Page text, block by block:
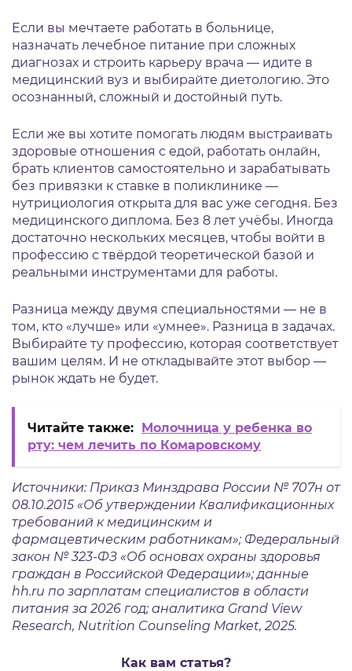
Если вы мечтаете работать в больнице,
назначать лечебное питание при сложных
диагнозах и строить карьеру врача — идите в
медицинский вуз и выбирайте диетологию. Это
осознанный, сложный и достойный путь.
Если же вы хотите помогать людям выстраивать
здоровые отношения с едой, работать онлайн,
брать клиентов самостоятельно и зарабатывать
без привязки к ставке в поликлинике —
нутрициология открыта для вас уже сегодня. Без
медицинского диплома. Без 8 лет учёбы. Иногда
достаточно нескольких месяцев, чтобы войти в
профессию с твёрдой теоретической базой и
реальными инструментами для работы.
Разница между двумя специальностями — не в
том, кто «лучше» или «умнее». Разница в задачах.
Выбирайте ту профессию, которая соответствует
вашим целям. И не откладывайте этот выбор —
рынок ждать не будет.
Читайте также: Молочница у ребенка во
рту: чем лечить по Комаровскому
Источники: Приказ Минздрава России № 707н от
08.10.2015 «Об утверждении Квалификационных
требований к медицинским и
фармацевтическим работникам»; Федеральный
закон № 323-ФЗ «Об основах охраны здоровья
граждан в Российской Федерации»; данные
hh.ru по зарплатам специалистов в области
питания за 2026 год; аналитика Grand View
Research, Nutrition Counseling Market, 2025.
Как вам статья?